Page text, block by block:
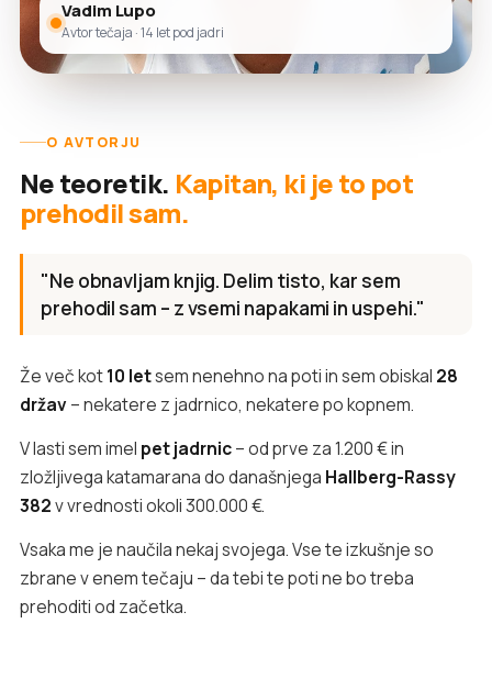
Vadim Lupo
Avtor tečaja · 14 let pod jadri
O AVTORJU
Ne teoretik. Kapitan, ki je to pot
prehodil sam.
"Ne obnavljam knjig. Delim tisto, kar sem
prehodil sam – z vsemi napakami in uspehi."
Že več kot10 letsem nenehno na poti in sem obiskal 28
držav– nekatere z jadrnico, nekatere po kopnem.
V lasti sem imel pet jadrnic– od prve za 1.200 € in
zložljivega katamarana do današnjega Hallberg-Rassy
382v vrednosti okoli 300.000 €.
Vsaka me je naučila nekaj svojega. Vse te izkušnje so
zbrane v enem tečaju – da tebi te poti ne bo treba
prehoditi od začetka.